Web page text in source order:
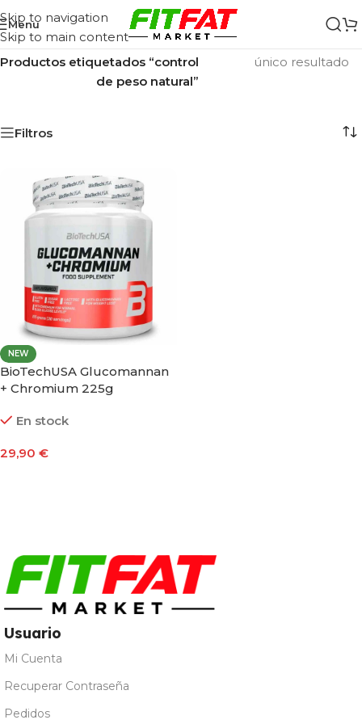
Skip to navigation
Skip to main content
Menu
Inicio/
Productos etiquetados “control
de peso natural”
único resultado
Filtros
NEW
BioTechUSA Glucomannan
+ Chromium 225g
En stock
29,90 €
Usuario
Mi Cuenta
Recuperar Contraseña
Pedidos